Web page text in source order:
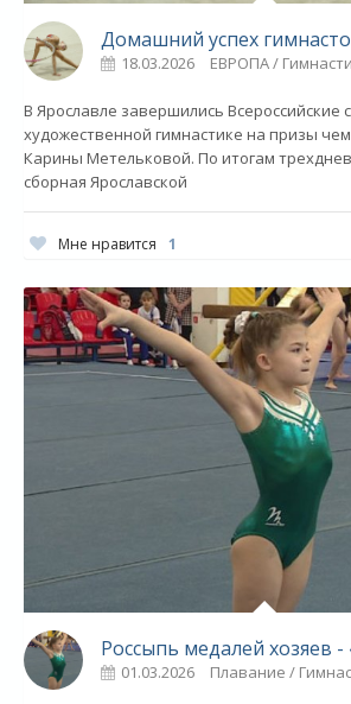
18.03.2026 ЕВРОПА / Гимнастика / Плавание /
В Ярославле завершились Всероссийские
художественной гимнастике на призы
Карины Метельковой. По итогам
сборная Ярославской
Мне нравится 1
01.03.2026 Плавание /